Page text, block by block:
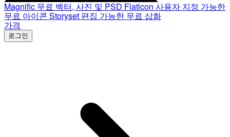
Magnific 무료 벡터, 사진 및 PSD Flaticon 사용자 지정 가능한
무료 아이콘 Storyset 편집 가능한 무료 삽화
가격
로그인